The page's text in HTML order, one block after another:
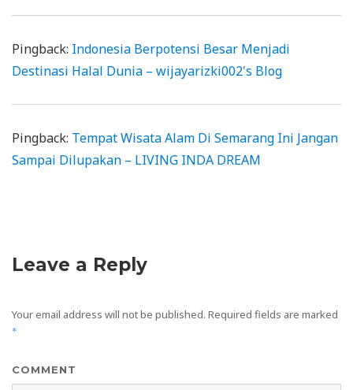
Pingback: Indonesia Berpotensi Besar Menjadi
Destinasi Halal Dunia – wijayarizki002's Blog
Pingback: Tempat Wisata Alam Di Semarang Ini Jangan
Sampai Dilupakan – LIVING INDA DREAM
Leave a Reply
Your email address will not be published. Required fields are marked
*
COMMENT